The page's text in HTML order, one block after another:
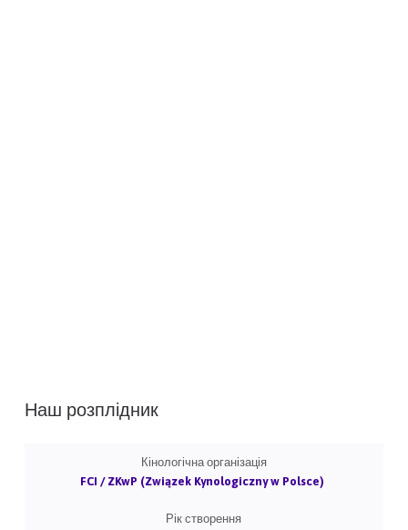
Наш розплідник
Кінологічна організація
FCI / ZKwP (Związek Kynologiczny w Polsce)
Рік створення